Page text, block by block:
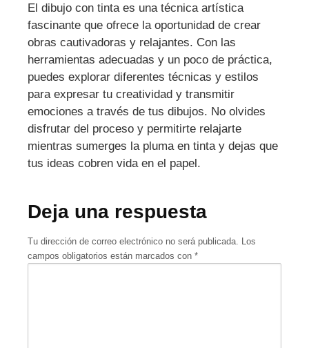
El dibujo con tinta es una técnica artística
fascinante que ofrece la oportunidad de crear
obras cautivadoras y relajantes. Con las
herramientas adecuadas y un poco de práctica,
puedes explorar diferentes técnicas y estilos
para expresar tu creatividad y transmitir
emociones a través de tus dibujos. No olvides
disfrutar del proceso y permitirte relajarte
mientras sumerges la pluma en tinta y dejas que
tus ideas cobren vida en el papel.
Deja una respuesta
Tu dirección de correo electrónico no será publicada.
Los
campos obligatorios están marcados con *